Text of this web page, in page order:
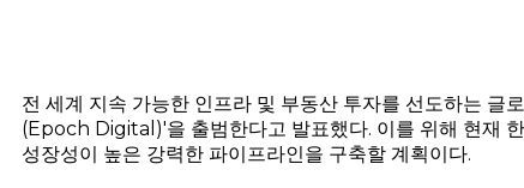
전 세계 지속 가능한 인프라 및 부동산 투자를 선도하는 글
(Epoch Digital)'을 출범한다고 발표했다. 이를 위해 현재
성장성이 높은 강력한 파이프라인을 구축할 계획이다.